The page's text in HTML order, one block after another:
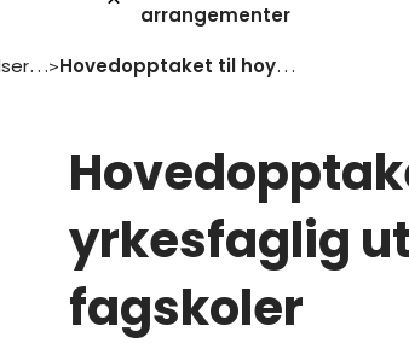
arrangementer
Rapporter undersokelser og statistikk> Hovedopptaket til hoyere yrkesfaglig utdanning ved fagskoler mai 2023
yrkesfaglig
fagskoler